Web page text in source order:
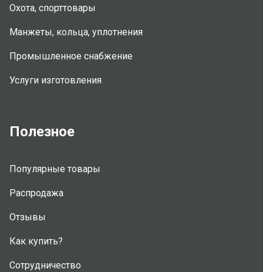
Охота, спорттовары
Манжеты, кольца, уплотнения
Промышленное снабжение
Услуги изготовления
Полезное
Популярные товары
Распродажа
Отзывы
Как купить?
Сотрудничество